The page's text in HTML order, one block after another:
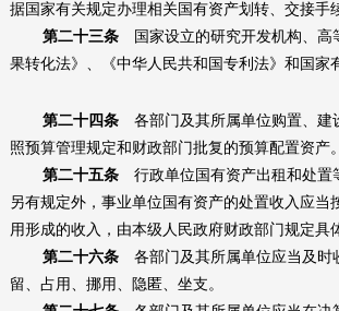
据国家有关规定办理相关国有资产划转、交接手
第二十三条
国家设立的研究开发机构、
果转化法》、《中华人民共和国专利法》和国家
第二十四条
各部门及其所属单位购置、
照预算管理规定和财政部门批复的预算配置资产。
第二十五条
行政单位国有资产出租和处
另有规定外，事业单位国有资产的处置收入应
用形成的收入，由本级人民政府财政部门规定具
第二十六条
各部门及其所属单位应当及
留、占用、挪用、隐匿、坐支。